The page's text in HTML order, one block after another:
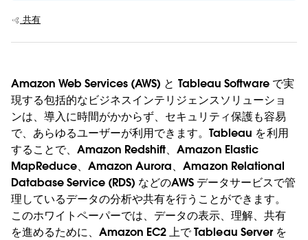
共有
Amazon Web Services (AWS) と Tableau Software で実
現する包括的なビジネスインテリジェンスソリューショ
ンは、導入に時間がかからず、セキュリティ保護も容易
で、あらゆるユーザーが利用できます。Tableau を利用
することで、Amazon Redshift、Amazon Elastic
MapReduce、Amazon Aurora、Amazon Relational
Database Service (RDS) などのAWS データサービスで管
理しているデータの分析や共有を行うことができます。
このホワイトペーパーでは、データの表示、理解、共有
を進めるために、Amazon EC2 上で Tableau Server を